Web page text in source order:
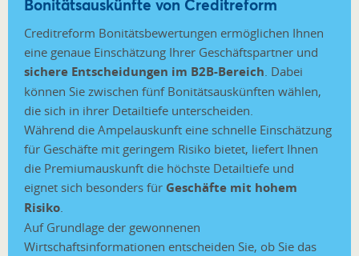
Bonitätsauskünfte von Creditreform
Creditreform Bonitätsbewertungen ermöglichen Ihnen
eine genaue Einschätzung Ihrer Geschäftspartner und
sichere Entscheidungen im B2B-Bereich . Dabei
können Sie zwischen fünf Bonitätsauskünften wählen,
die sich in ihrer Detailtiefe unterscheiden.
Während die Ampelauskunft eine schnelle Einschätzung
für Geschäfte mit geringem Risiko bietet, liefert Ihnen
die Premiumauskunft die höchste Detailtiefe und
eignet sich besonders für Geschäfte mit hohem
Risiko
Auf Grundlage der gewonnenen
Wirtschaftsinformationen entscheiden Sie, ob Sie das